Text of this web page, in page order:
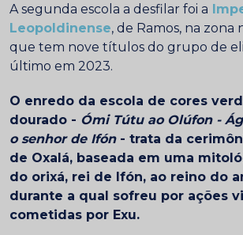
A segunda escola a desfilar foi a
Leopoldinense, de Ramos, na zona
que tem nove títulos do grupo de
último em 2023.
O enredo da escola de cores
dourado - Ómi Tútu ao Olúfon -
o senhor de Ifón- trata da
de Oxalá, baseada em uma
do orixá, rei de Ifón, ao reino do
durante a qual sofreu por ações
cometidas por Exu.